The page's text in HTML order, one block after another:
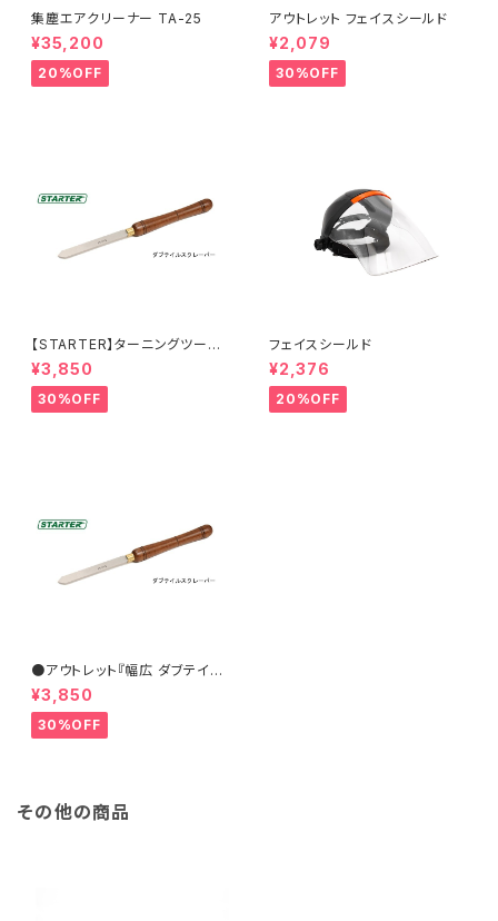
集塵エアクリーナー TA-25
¥35,200
20%OFF
アウトレット フェイスシールド
¥2,079
30%OFF
【STARTER】ターニングツール
『ダブテイルスクレーパー 25×
6.5mm 』ハイス鋼 旋盤用刃物
¥3,850
30%OFF
フェイスシールド
¥2,376
20%OFF
●アウトレット『幅広 ダブテイル
スクレーパー 31×6.5mm』【ST
ARTER】ターニングツール ハイ
ス鋼 旋盤用刃物 ウッドターニン
グ 訳あり
¥3,850
30%OFF
その他の商品